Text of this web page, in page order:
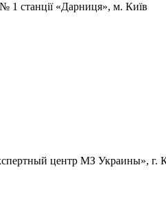
1 станції «Дарниця», м. Київ
центр МЗ Украины», г.